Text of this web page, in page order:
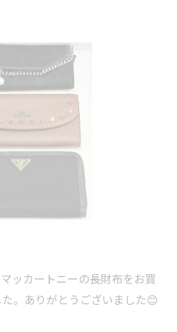
ッカートニーの長財布をお買
。ありがとうございました😊